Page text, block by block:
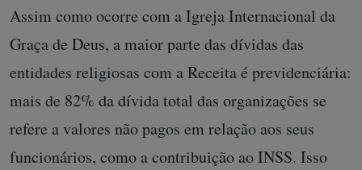
Assim como ocorre com a Igreja Internacional da
Graça de Deus, a maior parte das dívidas das
entidades religiosas com a Receita é previdenciária:
mais de 82% da dívida total das organizações se
refere a valores não pagos em relação aos seus
funcionários, como a contribuição ao INSS. Isso